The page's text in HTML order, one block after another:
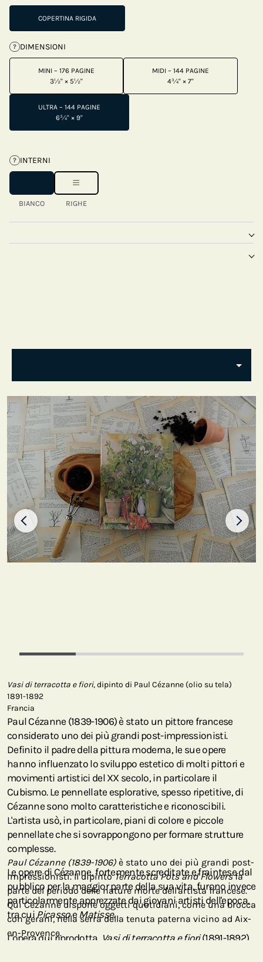
COPERTINA RIGIDA
? DIMENSIONI
MINI – 176 PAGINE
3½" × 5½"
MIDI – 144 PAGINE
4¾" × 7"
ULTRA – 144 PAGINE
6¾" × 9"
? INTERNI
BIANCO RIGHE
Vasi di terracotta e fiori, dipinto di Paul Cézanne (olio su tela)
1891-1892
Francia
Paul Cézanne (1839-1906) è stato un pittore francese
considerato uno dei più grandi post-impressionisti.
Definito il padre della pittura moderna, le sue opere
hanno influenzato lo sviluppo estetico di molti pittori e
movimenti artistici del XX secolo, in particolare il
Cubismo. Le pennellate esplorative, spesso ripetitive, di
Cézanne sono molto caratteristiche e riconoscibili.
L'artista usò, in particolare, piani di colore e piccole
pennellate che si sovrappongono per formare strutture
complesse.
Le opere di Cézanne, fortemente screditate e fraintese dal
pubblico per la maggior parte della sua vita, furono invece
particolarmente apprezzate dai giovani artisti dell'epoca,
tra cuiPicassoe Matisse.
L'opera qui riprodotta, Vasi di terracotta e fiori(1891-1892),
Paul Cézanne (1839-1906) è stato uno dei più grandi post-
impressionisti. Il dipintoTerracotta Pots and Flowersfa
parte del periodo delle nature morte dell'artista francese.
Qui Cézanne dispone oggetti quotidiani, come una brocca
con gerani, nella serra della tenuta paterna vicino ad Aix-
en-Provence.